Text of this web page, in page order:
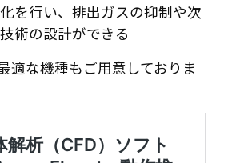
を行い、排出ガスの抑制や次
術の設計ができる
適な機種もご用意しておりま